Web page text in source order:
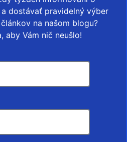
dostávať pravidelný výber
na našom blogu?
aby Vám nič neušlo!